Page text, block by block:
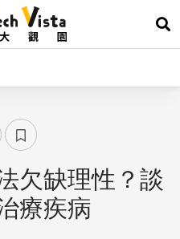
展
欠缺理性？談
療疾病